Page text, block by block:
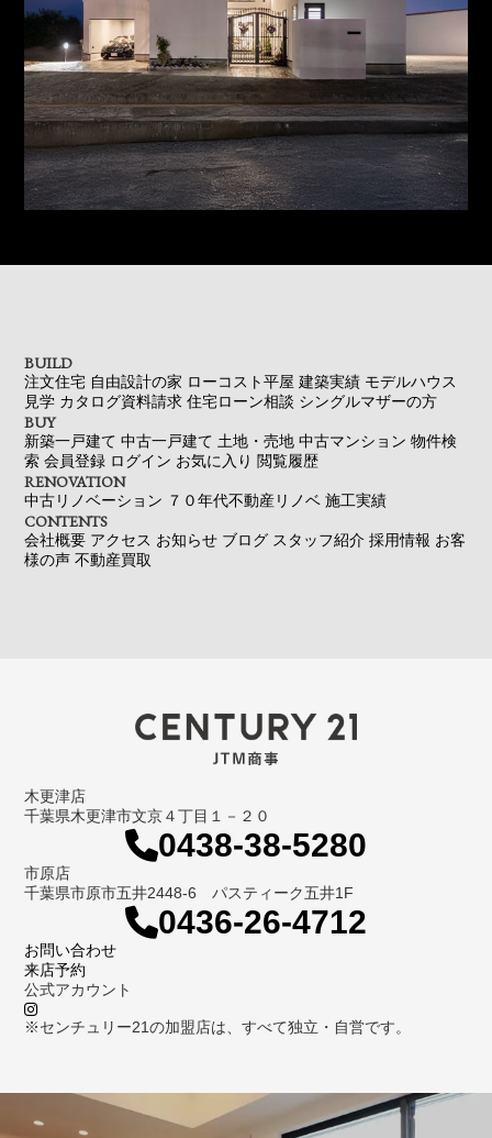
BUILD
注文住宅 自由設計の家 ローコスト平屋 建築実績 モデルハウス
見学 カタログ資料請求 住宅ローン相談 シングルマザーの方
BUY
新築一戸建て 中古一戸建て 土地・売地 中古マンション 物件検
索 会員登録 ログイン お気に入り 閲覧履歴
RENOVATION
中古リノベーション ７０年代不動産リノベ 施工実績
CONTENTS
会社概要 アクセス お知らせ ブログ スタッフ紹介 採用情報 お客
様の声 不動産買取
木更津店
千葉県木更津市文京４丁目１－２０
0438-38-5280
市原店
千葉県市原市五井2448-6 パスティーク五井1F
0436-26-4712
お問い合わせ
来店予約
公式アカウント
※センチュリー21の加盟店は、すべて独立・自営です。